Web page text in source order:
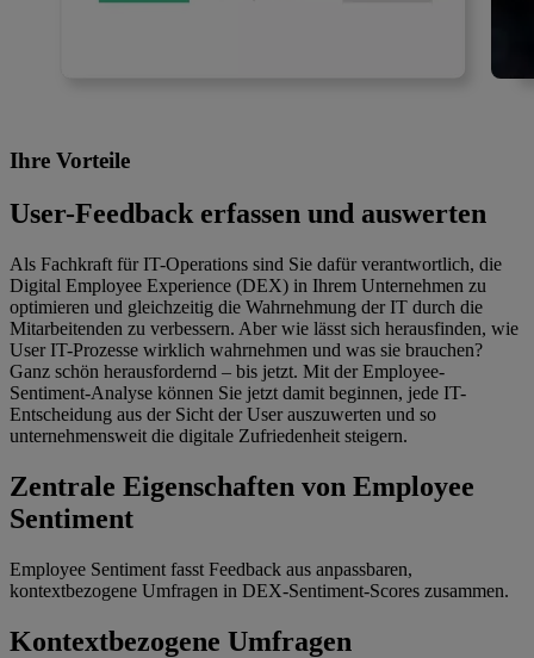
Ihre Vorteile
User-Feedback erfassen und auswerten
Als Fachkraft für IT-Operations sind Sie dafür verantwortlich, die
Digital Employee Experience (DEX) in Ihrem Unternehmen zu
optimieren und gleichzeitig die Wahrnehmung der IT durch die
Mitarbeitenden zu verbessern. Aber wie lässt sich herausfinden, wie
User IT-Prozesse wirklich wahrnehmen und was sie brauchen?
Ganz schön herausfordernd – bis jetzt. Mit der Employee-
Sentiment-Analyse können Sie jetzt damit beginnen, jede IT-
Entscheidung aus der Sicht der User auszuwerten und so
unternehmensweit die digitale Zufriedenheit steigern.
Zentrale Eigenschaften von Employee
Sentiment
Employee Sentiment fasst Feedback aus anpassbaren,
kontextbezogene Umfragen in DEX-Sentiment-Scores zusammen.
Kontextbezogene Umfragen